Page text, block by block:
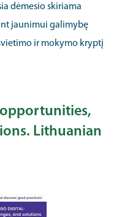
dėmesio skiriama
jaunimui galimybę
ir mokymo kryptį
Lithuanian